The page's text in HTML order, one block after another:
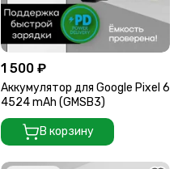
1 500 ₽
Аккумулятор для Google Pixel 6
4524 mAh (GMSB3)
В корзину